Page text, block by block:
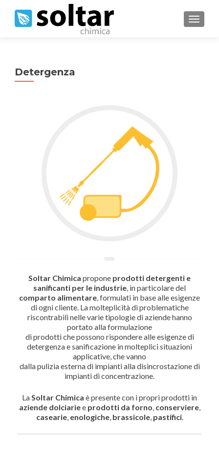
Detergenza
Soltar Chimica propone prodotti detergenti e
sanificanti per le industrie , in particolare del
comparto alimentare , formulati in base alle esigenze
di ogni cliente. La molteplicità di problematiche
riscontrabili nelle varie tipologie di aziende hanno
portato alla formulazione
di prodotti che possono rispondere alle esigenze di
detergenza e sanificazione in molteplici situazioni
applicative, che vanno
dalla pulizia esterna di impianti alla disincrostazione di
impianti di concentrazione.
La Soltar Chimica è presente con i propri prodotti in
aziende dolciariee prodotti da forno conserviere,
casearie, enologiche, brassicole, pastifici.